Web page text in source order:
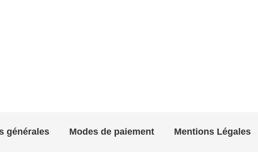
générales Modes de paiement Mentions Légales